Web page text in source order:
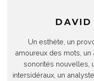
DAVID
Un esthète, un
amoureux des mots,
sonorités nouvelles,
intersidéraux, un